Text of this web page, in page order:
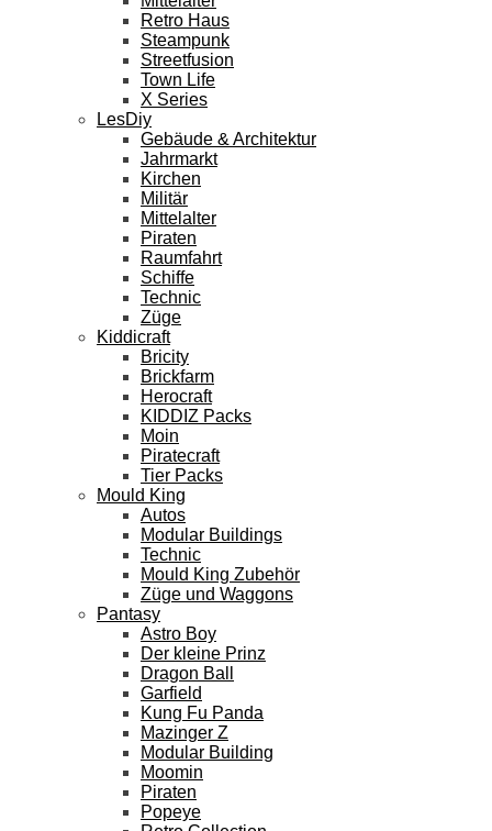
Retro Haus
Steampunk
Streetfusion
Town Life
X Series
LesDiy
Gebäude & Architektur
Jahrmarkt
Kirchen
Militär
Mittelalter
Piraten
Raumfahrt
Schiffe
Technic
Züge
Kiddicraft
Bricity
Brickfarm
Herocraft
KIDDIZ Packs
Moin
Piratecraft
Tier Packs
Mould King
Autos
Modular Buildings
Technic
Mould King Zubehör
Züge und Waggons
Pantasy
Astro Boy
Der kleine Prinz
Dragon Ball
Garfield
Kung Fu Panda
Mazinger Z
Modular Building
Moomin
Piraten
Popeye